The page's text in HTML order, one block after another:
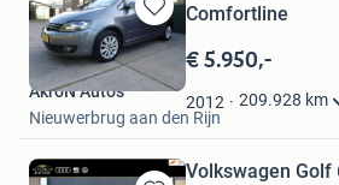
Bewaren
in
Mijn
Favorieten
Comfortline
€ 5.950,-
2012 209.928 km
AkroN Auto's
Nieuwerbrug aan den Rijn
Volkswagen Golf